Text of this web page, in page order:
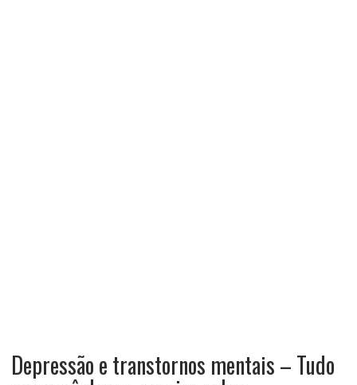
Depressão e transtornos mentais – Tudo